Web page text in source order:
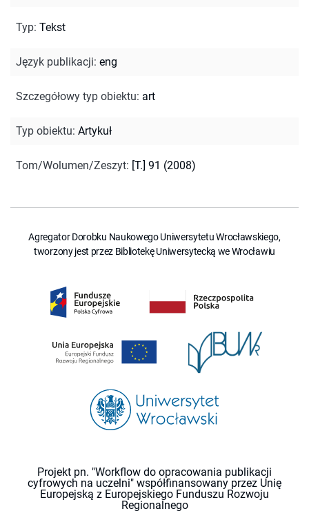
Typ: Tekst
Język publikacji: eng
Szczegółowy typ obiektu: art
Typ obiektu: Artykuł
Tom/Wolumen/Zeszyt: [T.] 91 (2008)
Agregator Dorobku Naukowego Uniwersytetu Wrocławskiego,
tworzony jest przez Bibliotekę Uniwersytecką we Wrocławiu
Projekt pn. "Workflow do opracowania publikacji
cyfrowych na uczelni" współfinansowany przez Unię
Europejską z Europejskiego Funduszu Rozwoju
Regionalnego